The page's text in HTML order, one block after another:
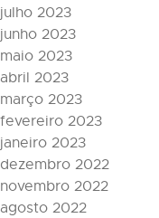
julho 2023
junho 2023
maio 2023
abril 2023
março 2023
fevereiro 2023
janeiro 2023
dezembro 2022
novembro 2022
agosto 2022